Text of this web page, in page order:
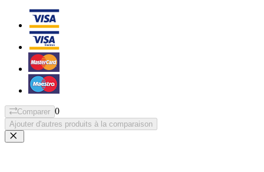
Comparer 0
Ajouter d'autres produits à la comparaison